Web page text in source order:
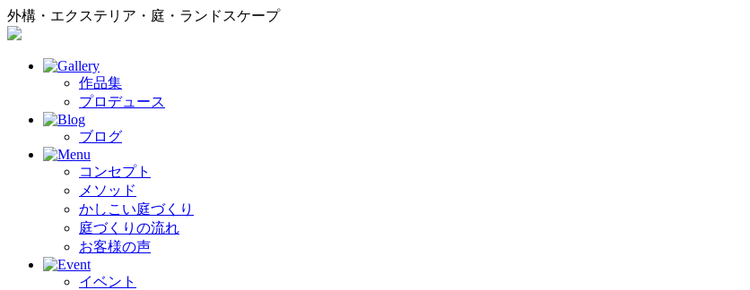
外構・エクステリア・庭・ランドスケープ
作品集
プロデュース
ブログ
コンセプト
メソッド
かしこい庭づくり
庭づくりの流れ
お客様の声
イベント